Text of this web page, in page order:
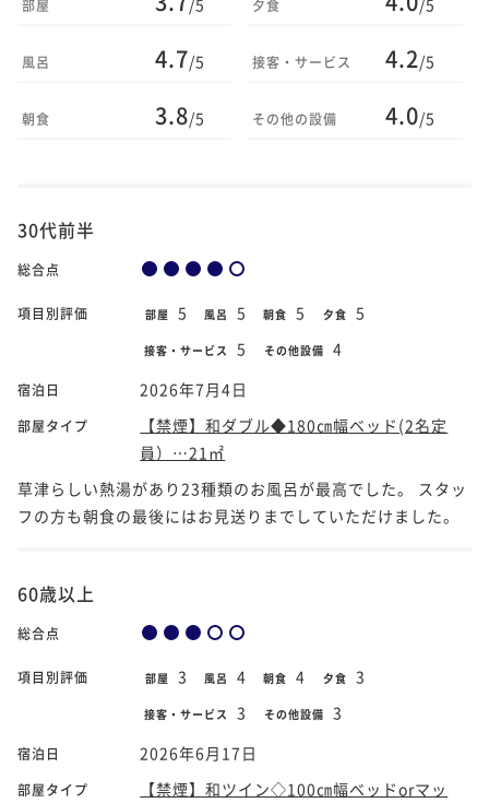
部屋
風呂 4.7/5
朝食 3.8/5
夕食
接客・サービス 4.2/5
その他の設備 4.0/5
30代前半
総合点
項目別評価 部屋 5 風呂 5 朝食 5 夕食 5
接客・サービス 5 その他設備 4
宿泊日 2026年7月4日
部屋タイプ
【禁煙】和ダブル◆180㎝幅ベッド(2名定
員）…21㎡
草津らしい熱湯があり23種類のお風呂が最高でした。 スタッ
フの方も朝食の最後にはお見送りまでしていただけました。
60歳以上
総合点
項目別評価 部屋 3 風呂 4 朝食 4 夕食 3
接客・サービス 3 その他設備 3
宿泊日 2026年6月17日
部屋タイプ
【禁煙】和ツイン◇100㎝幅ベッドorマッ